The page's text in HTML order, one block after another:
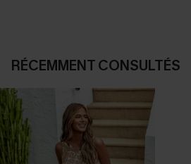
RÉCEMMENT CONSULTÉS